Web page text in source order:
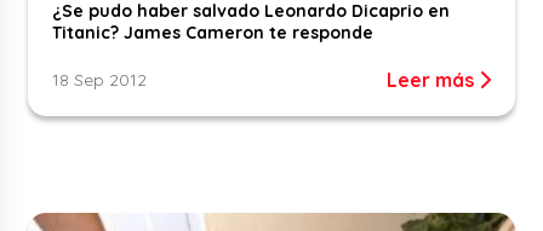
¿Se pudo haber salvado Leonardo Dicaprio en
Titanic? James Cameron te responde
18 Sep 2012 Leer más